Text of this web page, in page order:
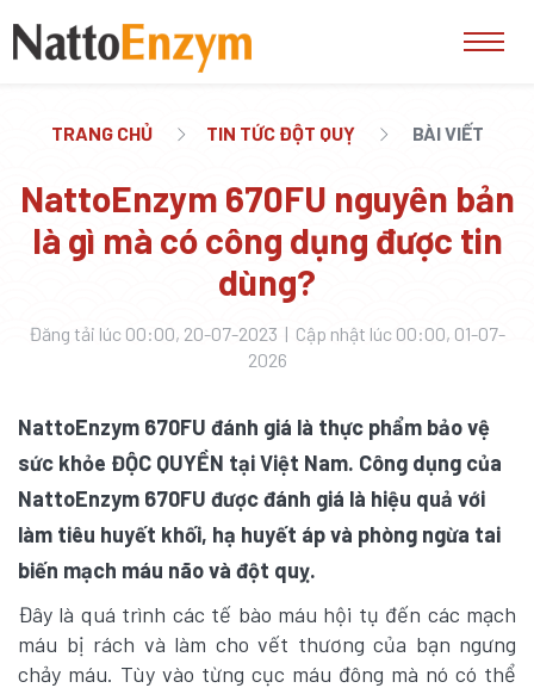
TRANG CHỦ TIN TỨC ĐỘT QUỴ BÀI VIẾT
NattoEnzym 670FU nguyên bản
là gì mà có công dụng được tin
dùng?
Đăng tải lúc 00:00, 20-07-2023 | Cập nhật lúc 00:00, 01-07-
2026
NattoEnzym 670FU đánh giá là thực phẩm bảo vệ
sức khỏe ĐỘC QUYỀN tại Việt Nam. Công dụng của
NattoEnzym 670FU được đánh giá là hiệu quả với
làm tiêu huyết khối, hạ huyết áp và phòng ngừa tai
biến mạch máu não và đột quỵ.
Đây là quá trình các tế bào máu hội tụ đến các mạch
máu bị rách và làm cho vết thương của bạn ngưng
chảy máu. Tùy vào từng cục máu đông mà nó có thể